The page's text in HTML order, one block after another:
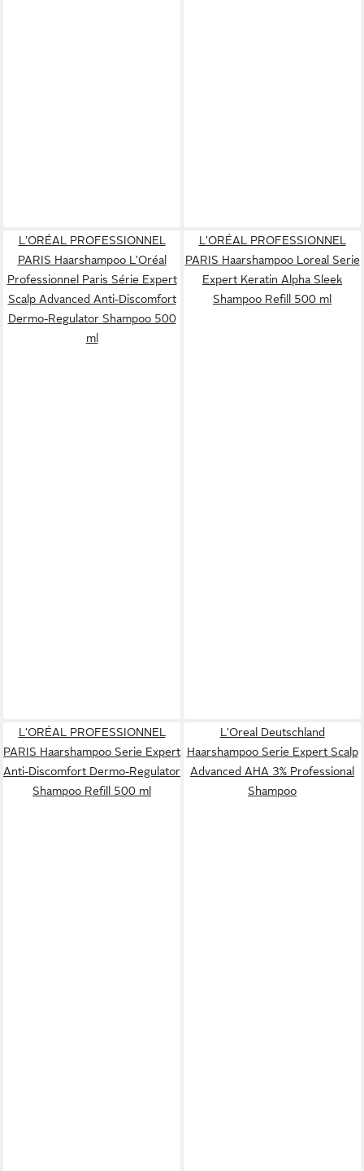
L'ORÉAL PROFESSIONNEL
PARIS Haarshampoo L'Oréal
Professionnel Paris Série Expert
Scalp Advanced Anti-Discomfort
Dermo-Regulator Shampoo 500
ml
L'ORÉAL PROFESSIONNEL
PARIS Haarshampoo Loreal Serie
Expert Keratin Alpha Sleek
Shampoo Refill 500 ml
L'ORÉAL PROFESSIONNEL
PARIS Haarshampoo Serie Expert
Anti-Discomfort Dermo-Regulator
Shampoo Refill 500 ml
L'Oreal Deutschland
Haarshampoo Serie Expert Scalp
Advanced AHA 3% Professional
Shampoo